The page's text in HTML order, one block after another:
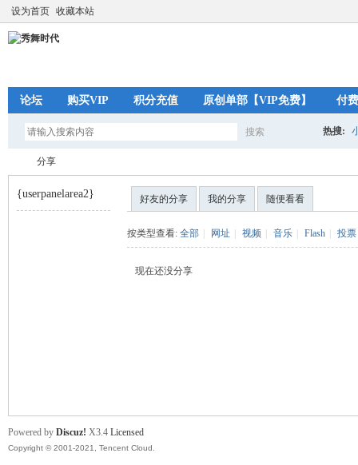
设为首页 收藏本站
论坛 购买VIP 积分充值 原创单部【VIP免费】 付
搜索 热搜:
分享
{userpanelarea2} 好友的分享 我的分享 随便看看
按类型查看: 全部 网址 视频 音乐 Flash 投票
现在还没分享
Powered by Discuz! X3.4 Licensed
Copyright © 2001-2021, Tencent Cloud.